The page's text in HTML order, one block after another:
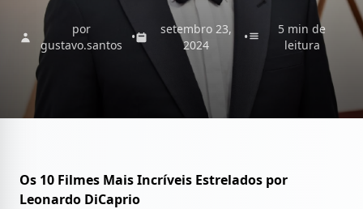
por
gustavo.santos
•
setembro 23,
2024
•
5 min de
leitura
Os 10 Filmes Mais Incríveis Estrelados por
Leonardo DiCaprio